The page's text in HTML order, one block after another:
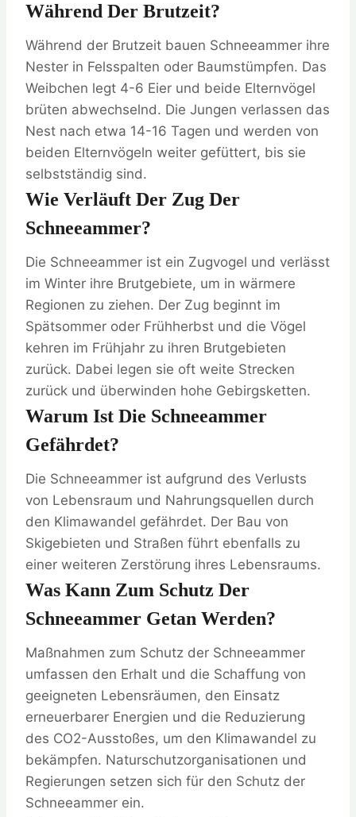
Während Der Brutzeit?
Während der Brutzeit bauen Schneeammer ihre
Nester in Felsspalten oder Baumstümpfen. Das
Weibchen legt 4-6 Eier und beide Elternvögel
brüten abwechselnd. Die Jungen verlassen das
Nest nach etwa 14-16 Tagen und werden von
beiden Elternvögeln weiter gefüttert, bis sie
selbstständig sind.
Wie Verläuft Der Zug Der
Schneeammer?
Die Schneeammer ist ein Zugvogel und verlässt
im Winter ihre Brutgebiete, um in wärmere
Regionen zu ziehen. Der Zug beginnt im
Spätsommer oder Frühherbst und die Vögel
kehren im Frühjahr zu ihren Brutgebieten
zurück. Dabei legen sie oft weite Strecken
zurück und überwinden hohe Gebirgsketten.
Warum Ist Die Schneeammer
Gefährdet?
Die Schneeammer ist aufgrund des Verlusts
von Lebensraum und Nahrungsquellen durch
den Klimawandel gefährdet. Der Bau von
Skigebieten und Straßen führt ebenfalls zu
einer weiteren Zerstörung ihres Lebensraums.
Was Kann Zum Schutz Der
Schneeammer Getan Werden?
Maßnahmen zum Schutz der Schneeammer
umfassen den Erhalt und die Schaffung von
geeigneten Lebensräumen, den Einsatz
erneuerbarer Energien und die Reduzierung
des CO2-Ausstoßes, um den Klimawandel zu
bekämpfen. Naturschutzorganisationen und
Regierungen setzen sich für den Schutz der
Schneeammer ein.